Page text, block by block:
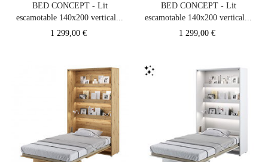
BED CONCEPT - Lit
escamotable 140x200 vertical...
Prix
1 299,00 €
BED CONCEPT - Lit
escamotable 140x200 vertical...
Prix
1 299,00 €